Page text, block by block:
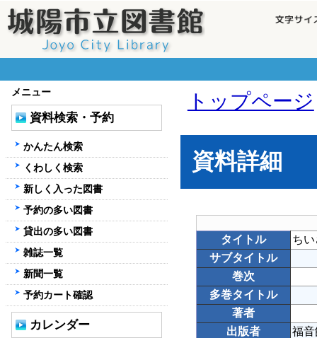
トップページ
資料詳細
タイトル
ち
サブタイトル
巻次
多巻タイトル
著者
出版者
福
メニュー
資料検索・予約
かんたん検索
くわしく検索
新しく入った図書
予約の多い図書
貸出の多い図書
雑誌一覧
新聞一覧
予約カート確認
カレンダー